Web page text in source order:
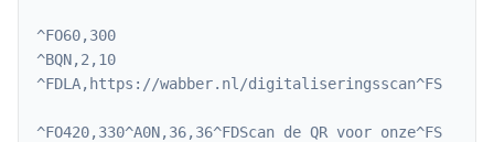
^FO60,300
^BQN,2,10
^FDLA,https://wabber.nl/digitaliseringsscan^FS
^FO420,330^A0N,36,36^FDScan de QR voor onze^FS